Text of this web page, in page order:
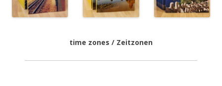
time zones / Zeitzonen